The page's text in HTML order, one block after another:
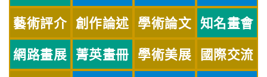
藝術評介 創作論述 學術論文 知名畫會
網路畫展 菁英畫冊 學術美展 國際交流